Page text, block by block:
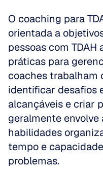
O coaching para
orientada a
pessoas com
práticas para
coaches trabalham
identificar desafios
alcançáveis e criar
geralmente envolve
habilidades
tempo e
problemas.